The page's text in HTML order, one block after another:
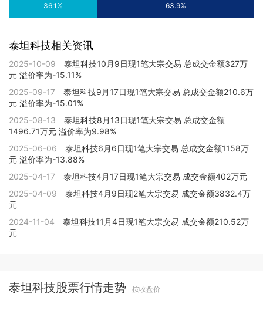
36.1% 63.9%
泰坦科技相关资讯
2025-10-09
泰坦科技10月9日现1笔大宗交易 总成交金额327万
元 溢价率为-15.11%
2025-09-17
泰坦科技9月17日现1笔大宗交易 总成交金额210.6万
元 溢价率为-15.01%
2025-08-13
泰坦科技8月13日现1笔大宗交易 总成交金额
1496.71万元 溢价率为9.98%
2025-06-06
泰坦科技6月6日现1笔大宗交易 总成交金额1158万
元 溢价率为-13.88%
2025-04-17
泰坦科技4月17日现1笔大宗交易 成交金额402万元
2025-04-09
泰坦科技4月9日现2笔大宗交易 成交金额3832.4万
元
2024-11-04
泰坦科技11月4日现1笔大宗交易 成交金额210.52万
元
泰坦科技股票行情走势 按收盘价